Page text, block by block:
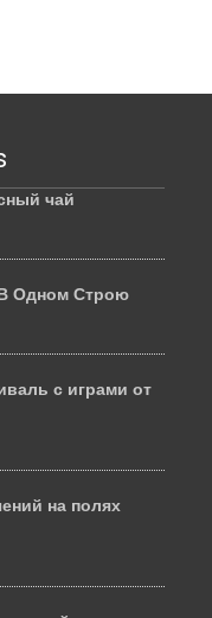
чай
Одном Строю
с играми от
на полях